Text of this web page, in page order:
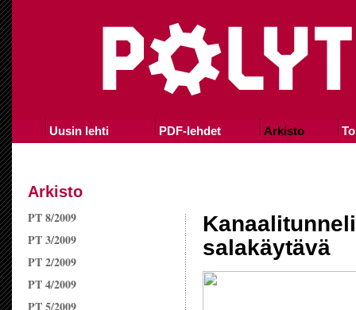
Uusin lehti PDF-lehdet Arkisto
Arkisto
PT 8/2009
PT 3/2009
PT 2/2009
PT 4/2009
PT 5/2009
salakäytävä